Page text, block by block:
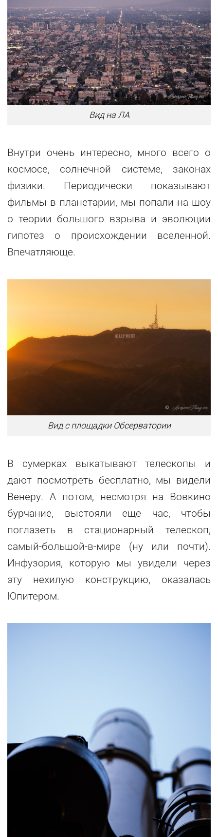
Вид на ЛА
Внутри очень интересно, много всего о
космосе, солнечной системе, законах
физики. Периодически показывают
фильмы в планетарии, мы попали на шоу
о теории большого взрыва и эволюции
гипотез о происхождении вселенной.
Впечатляюще.
Вид с площадки Обсерватории
В сумерках выкатывают телескопы и
дают посмотреть бесплатно, мы видели
Венеру. А потом, несмотря на Вовкино
бурчание, выстояли еще час, чтобы
поглазеть в стационарный телескоп,
самый-большой-в-мире (ну или почти).
Инфузория, которую мы увидели через
эту нехилую конструкцию, оказалась
Юпитером.